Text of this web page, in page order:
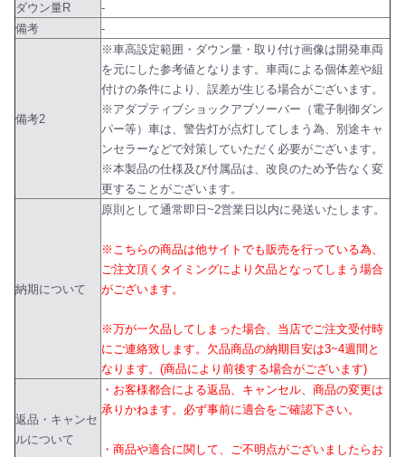
ダウン量R
-
備考
-
備考2
※車高設定範囲・ダウン量・取り付け画像は開発車両
を元にした参考値となります。車両による個体差や組
付けの条件により、誤差が生じる場合がございます。
※アダプティブショックアブソーバー（電子制御ダン
パー等）車は、警告灯が点灯してしまう為、別途キャ
ンセラーなどで対策していただく必要がございます。
※本製品の仕様及び付属品は、改良のため予告なく変
更することがございます。
納期について
原則として通常即日~2営業日以内に発送いたします。
※こちらの商品は他サイトでも販売を行っている為、
ご注文頂くタイミングにより欠品となってしまう場合
がございます。
※万が一欠品してしまった場合、当店でご注文受付時
にご連絡致します。欠品商品の納期目安は3~4週間と
なります。(商品により前後する場合がございます)
返品・キャンセ
ルについて
・お客様都合による返品、キャンセル、商品の変更は
承りかねます。必ず事前に適合をご確認下さい。
・商品や適合に関して、ご不明点がございましたらお